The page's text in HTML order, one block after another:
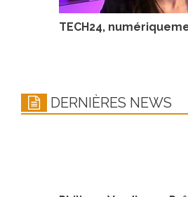
TECH24,
DERNIÈRES NEWS